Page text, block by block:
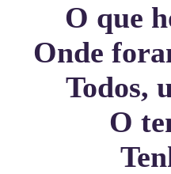
O que
Onde
Todos,
O